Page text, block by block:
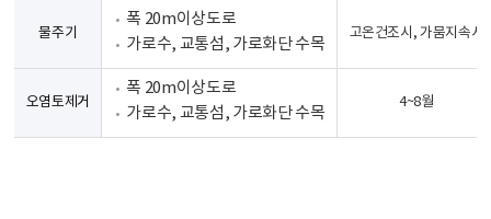
물주기
폭 20m이상도로
가로수, 교통섬, 가로화단 수목
고온건조시, 가뭄지속시
오염토제거
폭 20m이상도로
가로수, 교통섬, 가로화단 수목
4~8월